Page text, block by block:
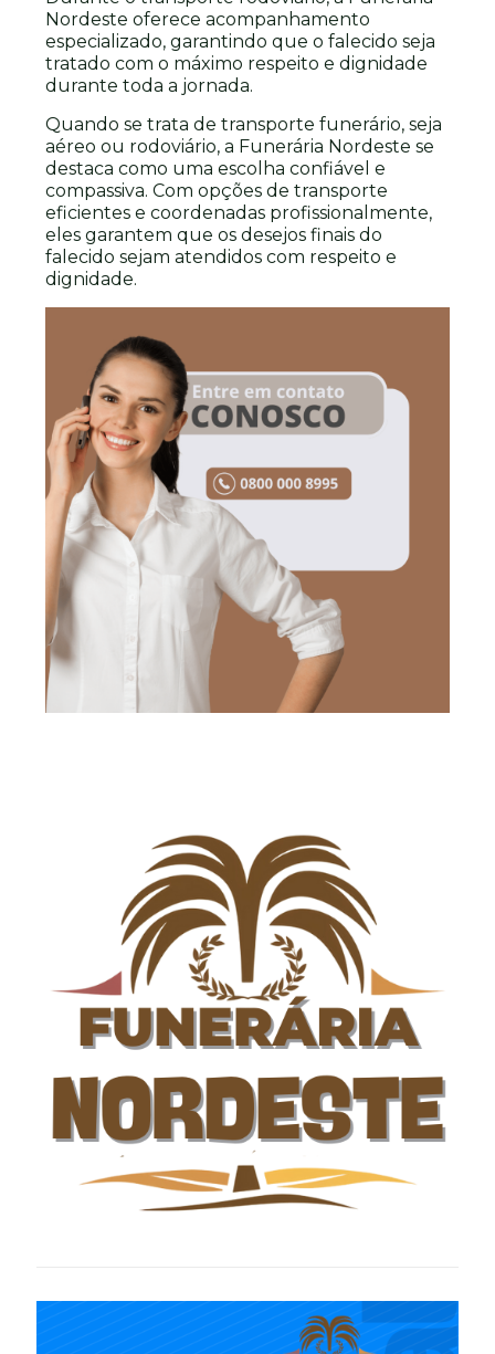
Nordeste oferece acompanhamento
especializado, garantindo que o falecido seja
tratado com o máximo respeito e dignidade
durante toda a jornada.
Quando se trata de transporte funerário, seja
aéreo ou rodoviário, a Funerária Nordeste se
destaca como uma escolha confiável e
compassiva. Com opções de transporte
eficientes e coordenadas profissionalmente,
eles garantem que os desejos finais do
falecido sejam atendidos com respeito e
dignidade.